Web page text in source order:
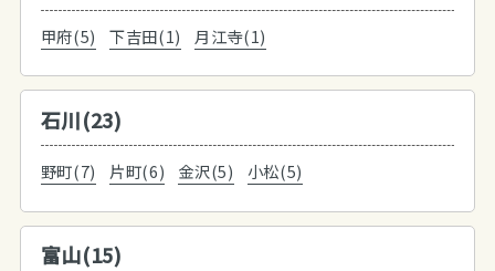
甲府(5) 下吉田(1) 月江寺(1)
石川(23)
野町(7) 片町(6) 金沢(5) 小松(5)
富山(15)